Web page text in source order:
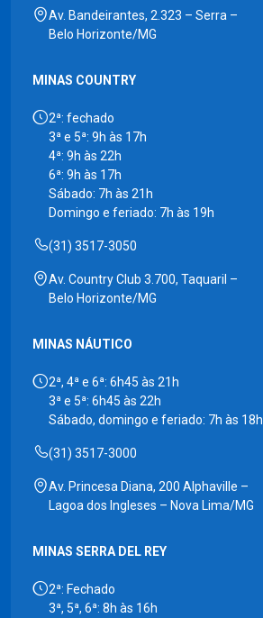
Av. Bandeirantes, 2.323 – Serra –
Belo Horizonte/MG
MINAS COUNTRY
2ª: fechado
3ª e 5ª: 9h às 17h
4ª: 9h às 22h
6ª: 9h às 17h
Sábado: 7h às 21h
Domingo e feriado: 7h às 19h
(31) 3517-3050
Av. Country Club 3.700, Taquaril –
Belo Horizonte/MG
MINAS NÁUTICO
2ª, 4ª e 6ª: 6h45 às 21h
3ª e 5ª: 6h45 às 22h
Sábado, domingo e feriado: 7h às 18h
(31) 3517-3000
Av. Princesa Diana, 200 Alphaville –
Lagoa dos Ingleses – Nova Lima/MG
MINAS SERRA DEL REY
2ª: Fechado
3ª, 5ª, 6ª: 8h às 16h